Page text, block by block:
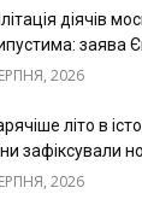
діячів
заява
2026
літо в
зафіксували
2026